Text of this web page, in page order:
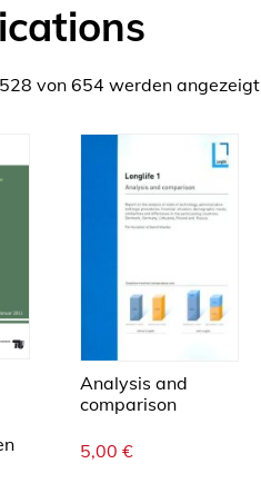
von 654 werden angezeigt
Analysis and
comparison
5,00 €